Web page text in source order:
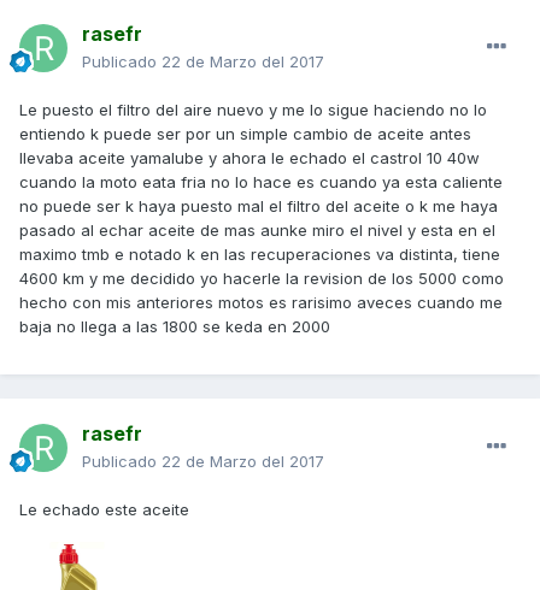
rasefr
Publicado 22 de Marzo del 2017
Le puesto el filtro del aire nuevo y me lo sigue haciendo no lo
entiendo k puede ser por un simple cambio de aceite antes
llevaba aceite yamalube y ahora le echado el castrol 10 40w
cuando la moto eata fria no lo hace es cuando ya esta caliente
no puede ser k haya puesto mal el filtro del aceite o k me haya
pasado al echar aceite de mas aunke miro el nivel y esta en el
maximo tmb e notado k en las recuperaciones va distinta, tiene
4600 km y me decidido yo hacerle la revision de los 5000 como
hecho con mis anteriores motos es rarisimo aveces cuando me
baja no llega a las 1800 se keda en 2000
rasefr
Publicado 22 de Marzo del 2017
Le echado este aceite